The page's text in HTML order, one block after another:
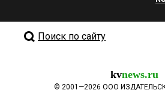
Поиск по сайту
kvnews.ru
© 2001—2026 ООО